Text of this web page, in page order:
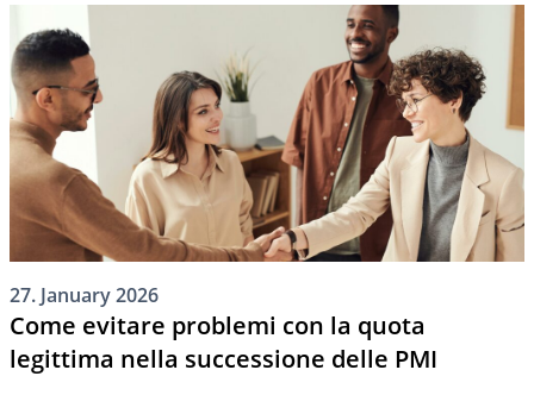
27. January 2026
Come evitare problemi con la quota
legittima nella successione delle PMI